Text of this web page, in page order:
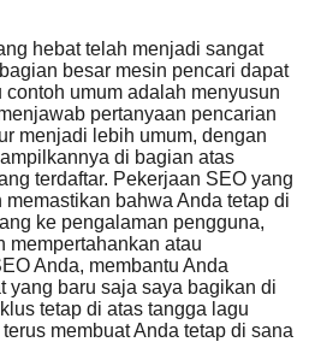
hebat telah menjadi sangat
besar mesin pencari dapat
umum adalah menyusun
pertanyaan pencarian
menjadi lebih umum, dengan
di bagian atas
terdaftar. Pekerjaan SEO yang
bahwa Anda tetap di
ke pengalaman pengguna,
mempertahankan atau
Anda, membantu Anda
yang baru saja saya bagikan di
tetap di atas tangga lagu
membuat Anda tetap di sana